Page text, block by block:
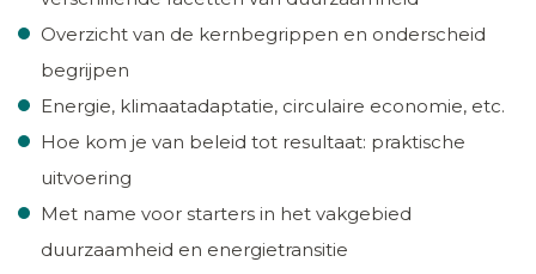
Overzicht van de kernbegrippen en onderscheid
begrijpen
Energie, klimaatadaptatie, circulaire economie, etc.
Hoe kom je van beleid tot resultaat: praktische
uitvoering
Met name voor starters in het vakgebied
duurzaamheid en energietransitie